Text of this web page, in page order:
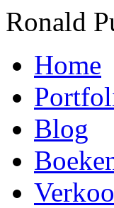
Ronald
Home
Blog